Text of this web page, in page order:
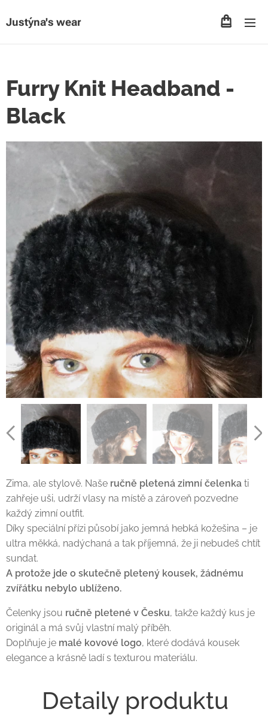
Justýna's wear
Furry Knit Headband -
Black
Zima, ale stylově. Naše ručně pletená zimní čelenka ti
zahřeje uši, udrží vlasy na místě a zároveň pozvedne
každý zimní outfit.
Díky speciální přízi působí jako jemná hebká kožešina – je
ultra měkká, nadýchaná a tak příjemná, že ji nebudeš chtít
sundat.
A protože jde o skutečně pletený kousek, žádnému
zvířátku nebylo ublíženo.
Čelenky jsou ručně pletené v Česku, takže každý kus je
originál a má svůj vlastní malý příběh.
Doplňuje je malé kovové logo, které dodává kousek
elegance a krásně ladí s texturou materiálu.
✨ Detaily produktu